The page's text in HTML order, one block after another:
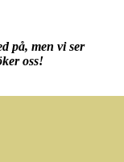
på, men vi ser
oss!